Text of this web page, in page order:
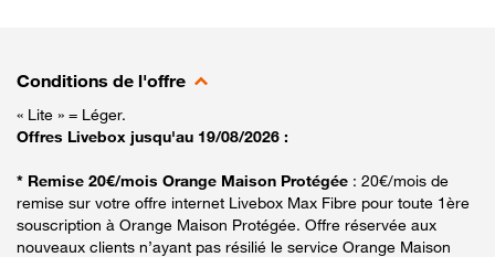
Conditions de l'offre
« Lite » = Léger.
Offres Livebox jusqu'au 19/08/2026 :
* Remise 20€/mois Orange Maison Protégée : 20€/mois de
remise sur votre offre internet Livebox Max Fibre pour toute 1ère
souscription à Orange Maison Protégée. Offre réservée aux
nouveaux clients n’ayant pas résilié le service Orange Maison